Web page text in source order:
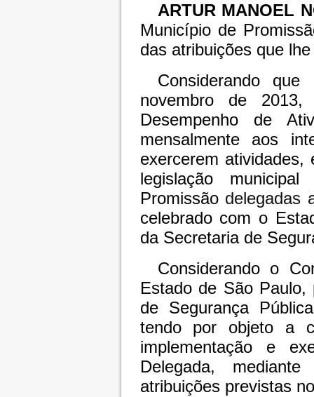
ARTUR MANOEL
Município de
das atribuições que
Considerando
novembro de
Desempenho de
mensalmente aos
exercerem
legislação
Promissão delegadas
celebrado com o
da Secretaria de
Considerando o
Estado de São
de Segurança
tendo por objeto a
implementação e
Delegada,
atribuições previstas